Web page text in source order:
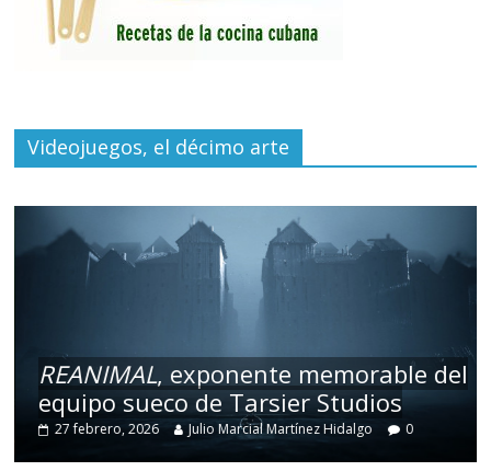
Videojuegos, el décimo arte
REANIMAL, exponente memorable del
equipo sueco de Tarsier Studios
27 febrero, 2026 Julio Marcial Martínez Hidalgo 0